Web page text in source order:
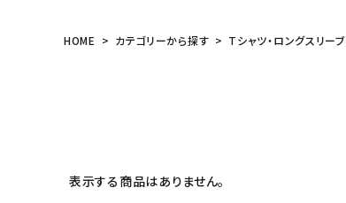
HOME カテゴリーから探す Tシャツ・ロングスリーブ
表示する商品はありません。